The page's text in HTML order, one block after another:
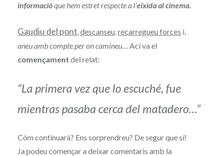
informacióque hem estret respecte a l’eixida al cinema.
Gaudiu del pont,descanseu,recarregueu forces i,
aneu amb compte per on camineu… Ací va el
començament del relat:
“La primera vez que lo escuché, fue
mientras pasaba cerca del matadero…”
Cóm continuarà? Ens sorprendreu? De segur que sí!
Ja podeu començar a deixar comentaris amb la